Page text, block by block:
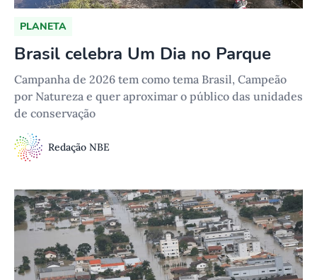
PLANETA
Brasil celebra Um Dia no Parque
Campanha de 2026 tem como tema Brasil, Campeão
por Natureza e quer aproximar o público das unidades
de conservação
Redação NBE